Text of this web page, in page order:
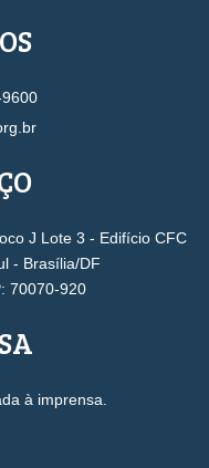
J Lote 3 - Edifício CFC
- Brasília/DF
70070-920
à imprensa.